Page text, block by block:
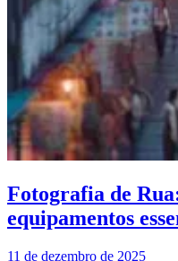
Fotografia de
equipamentos
11 de dezembro de 2025